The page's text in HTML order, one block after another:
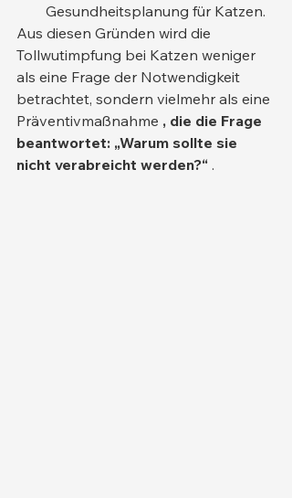
Gesundheitsplanung für Katzen.
Aus diesen Gründen wird die
Tollwutimpfung bei Katzen weniger
als eine Frage der Notwendigkeit
betrachtet, sondern vielmehr als eine
Präventivmaßnahme , die die Frage
beantwortet: „Warum sollte sie
nicht verabreicht werden?“ .